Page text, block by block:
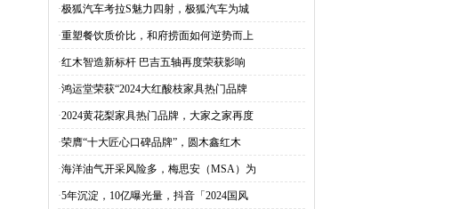
·极狐汽车考拉S魅力四射，极狐汽车为城
·重塑餐饮质价比，和府捞面如何逆势而上
·红木智造新标杆 巴吉五轴再度荣获影响
·鸿运堂荣获“2024大红酸枝家具热门品牌
·2024黄花梨家具热门品牌，大家之家再度
·荣膺“十大匠心口碑品牌”，圆木鑫红木
·海洋油气开采风险多，梅思安（MSA）为
·5年沉淀，10亿曝光量，抖音「2024国风